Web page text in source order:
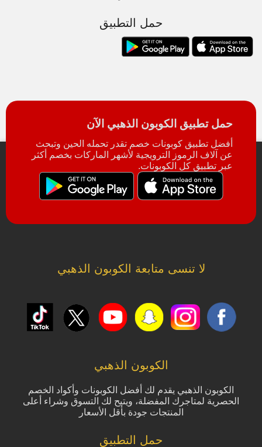
حمل التطبيق
حمل تطبيق الكوبون الذهبي الآن
أفضل تطبيق كوبونات خصم تقدر تحمله الحين وتبحث
عن آلاف الرموز الترويجية لأشهر الماركات بخصم أكثر
عبر تطبيق كل الكوبونات.
لا تنسى متابعة الكوبون الذهبي
الكوبون الذهبي
الكوبون الذهبي يقدم لك أفضل الكوبونات وأكواد الخصم
الحصرية لمتاجرك المفضلة، ويتيح لك التسوق وشراء أعلى
المنتجات جودة بأقل الأسعار
حمل التطبيق